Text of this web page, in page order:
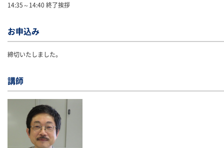
14:35～14:40 終了挨拶
お申込み
締切いたしました。
講師